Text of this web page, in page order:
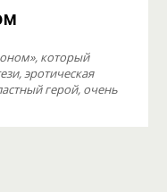
который
эротическая
герой, очень